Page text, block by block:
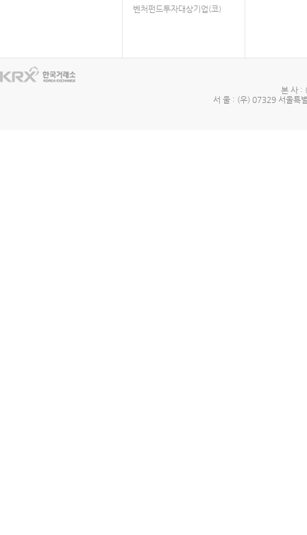
벤처펀드투자대상기업(코)
본 사 :
서 울 : (우) 07329 서울특